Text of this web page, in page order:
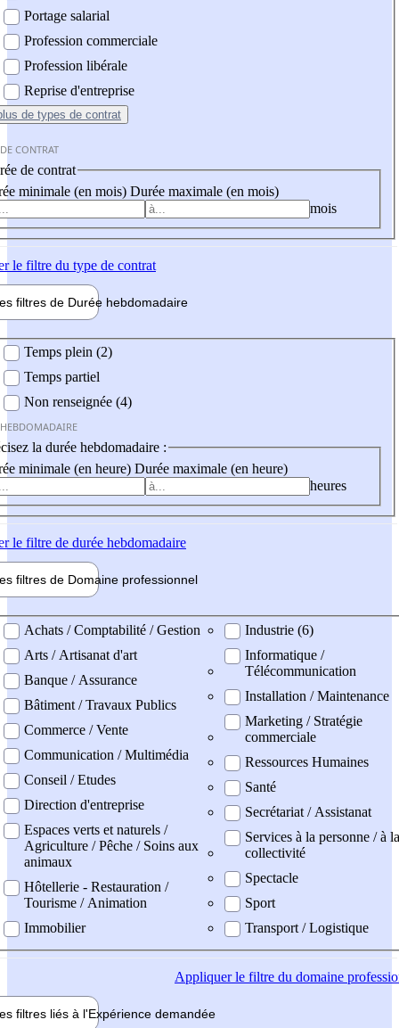
Portage salarial
Profession commerciale
Profession libérale
Reprise d'entreprise
de types de contrat
CONTRAT
de contrat
minimale (en mois) Durée maximale (en mois)
mois
le filtre du type de contrat
filtres de Durée hebdomadaire
Temps plein (2)
Temps partiel
Non renseignée (4)
la durée hebdomadaire :
minimale (en heure) Durée maximale (en heure)
heures
le filtre de durée hebdomadaire
filtres de Domaine professionnel
professionel
Achats / Comptabilité / Gestion
Arts / Artisanat d'art
Banque / Assurance
Bâtiment / Travaux Publics
Commerce / Vente
Communication / Multimédia
Conseil / Etudes
Direction d'entreprise
Espaces verts et naturels /
Agriculture / Pêche / Soins aux
animaux
Hôtellerie - Restauration /
Tourisme / Animation
Immobilier
Industrie (6)
Informatique /
Télécommunication
Installation / Maintenance
Marketing / Stratégie
commerciale
Ressources Humaines
Santé
Secrétariat / Assistanat
Services à la personne / à la
collectivité
Spectacle
Sport
Transport / Logistique
Appliquerle filtre du domaine
filtres liés à l'Expérience demandée